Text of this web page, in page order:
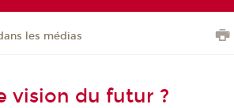
les médias
vision du futur ?